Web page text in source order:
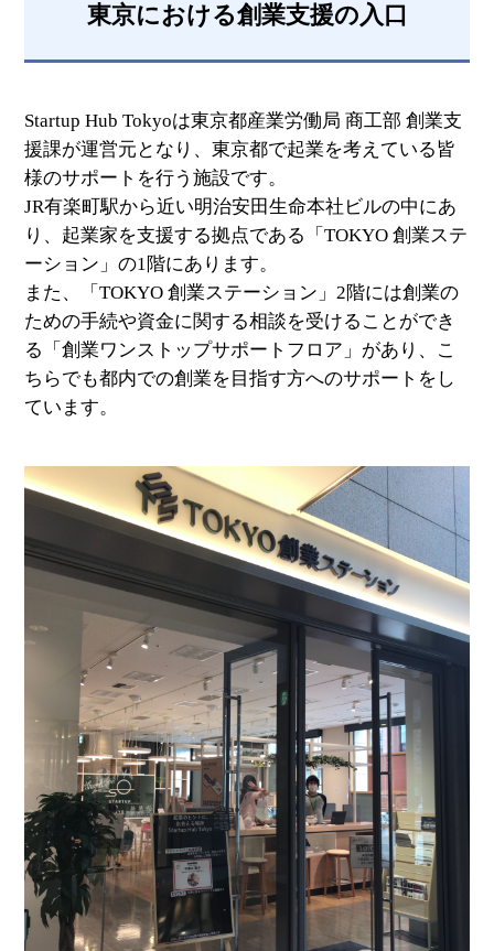
東京における創業支援の入口
Startup Hub Tokyoは東京都産業労働局 商工部 創業支
援課が運営元となり、東京都で起業を考えている皆
様のサポートを行う施設です。
JR有楽町駅から近い明治安田生命本社ビルの中にあ
り、起業家を支援する拠点である「TOKYO 創業ステ
ーション」の1階にあります。
また、「TOKYO 創業ステーション」2階には創業の
ための手続や資金に関する相談を受けることができ
る「創業ワンストップサポートフロア」があり、こ
ちらでも都内での創業を目指す方へのサポートをし
ています。